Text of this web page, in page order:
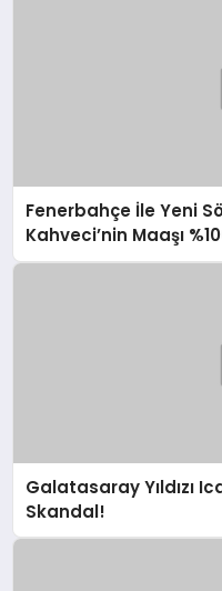
Fenerbahçe İle Yeni
Kahveci’nin Maaşı
Galatasaray Yıldızı
Skandal!